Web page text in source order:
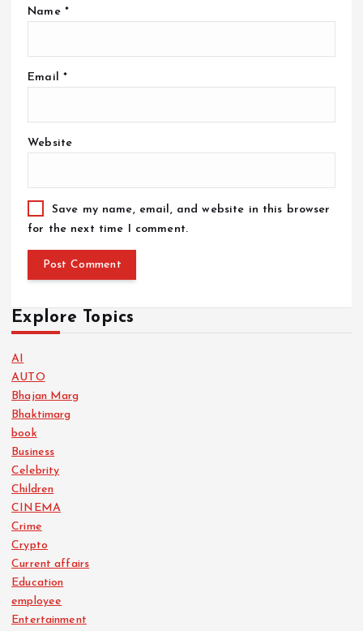
Name *
Email *
Website
Save my name, email, and website in this browser
for the next time I comment.
Explore Topics
AI
AUTO
Bhajan Marg
Bhaktimarg
book
Business
Celebrity
Children
CINEMA
Crime
Crypto
Current affairs
Education
employee
Entertainment